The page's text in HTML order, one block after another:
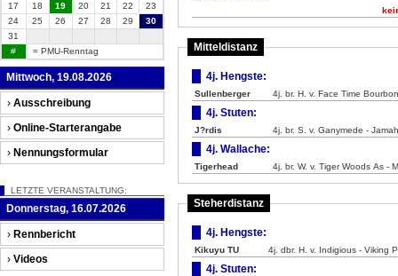
17
18 19 20 21 22
23
24
25 26 27 28 29
30
31
#
= PMU-Renntag
Mittwoch, 19.08.2026
› Ausschreibung
› Online-Starterangabe
› Nennungsformular
LETZTE VERANSTALTUNG:
Donnerstag, 16.07.2026
› Rennbericht
› Videos
Mitteldistanz
4j. Hengste:
Sullenberger 4j. br. H. v. Face Time
4j. Stuten:
J?rdis 4j. br. S. v. Ganymede -
4j. Wallache:
Tigerhead 4j. br. W. v. Tiger Woods As -
Steherdistanz
4j. Hengste:
Kikuyu TU 4j. dbr. H. v. Indigious - Viking
4j. Stuten: